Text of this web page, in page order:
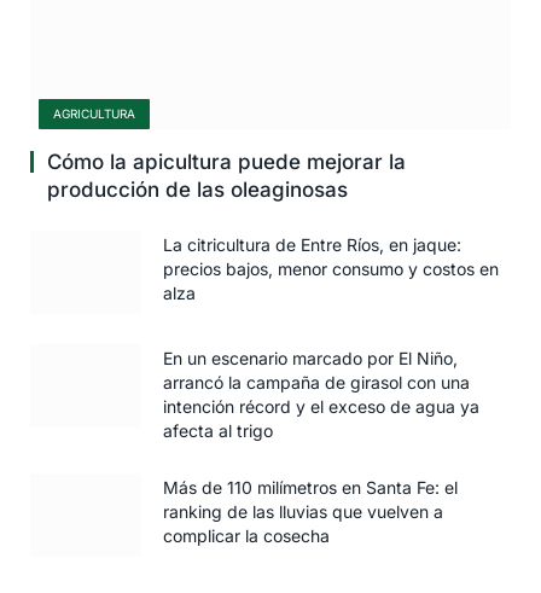
AGRICULTURA
Cómo la apicultura puede mejorar la
producción de las oleaginosas
La citricultura de Entre Ríos, en jaque:
precios bajos, menor consumo y costos en
alza
En un escenario marcado por El Niño,
arrancó la campaña de girasol con una
intención récord y el exceso de agua ya
afecta al trigo
Más de 110 milímetros en Santa Fe: el
ranking de las lluvias que vuelven a
complicar la cosecha